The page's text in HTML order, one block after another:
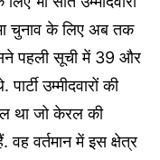
चुनाव के लिए अब तक
पहली सूची में 39 और
उम्मीदवारों की
था जो केरल की
वर्तमान में इस क्षेत्र